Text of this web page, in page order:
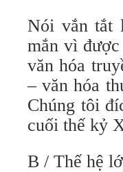
Nói vắn tắt
mắn vì
văn hóa
– văn hóa
Chúng tôi
cuối thế kỷ
B / Thế hệ